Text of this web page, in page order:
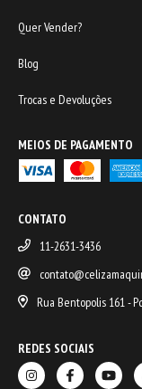
Quer Vender?
Blog
Trocas e Devoluções
MEIOS DE PAGAMENTO
CONTATO
11-2631-3436
Rua Bentopolis 161 -
REDES SOCIAIS